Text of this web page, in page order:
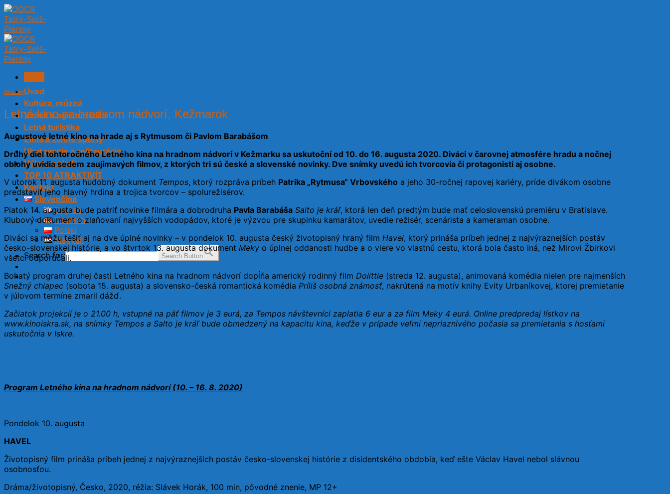
Skip
to
content
Úvod
Kultúra, múzeá
Vidiek a agroturistika
Letná turistika
Zima a zimné športy
Ubytovanie a reštaurácie
Výlety v okolí
TOP 10 ATRAKTIVÍT
Kontakt
Slovenčina
English
Deutsch
Polski
Magyar
Search for:
Search Button
Aktuality
Letné kino na hradnom nádvorí, Kežmarok
Augustové letné kino na hrade aj s Rytmusom či Pavlom Barabášom
Druhý diel tohtoročného Letného kina na hradnom nádvorí v Kežmarku sa uskutoční od 10. do 16. augusta 2020. Diváci v čarovnej atmosfére hradu a nočnej
oblohy uvidia sedem zaujímavých filmov, z ktorých tri sú české a slovenské novinky. Dve snímky uvedú ich tvorcovia či protagonisti aj osobne.
V utorok 11. augusta hudobný dokument Tempos, ktorý rozpráva príbeh Patrika „Rytmusa“ Vrbovského a jeho 30-ročnej rapovej kariéry, príde divákom osobne
predstaviť jeho hlavný hrdina a trojica tvorcov – spolurežisérov.
Piatok 14. augusta bude patriť novinke filmára a dobrodruha Pavla Barabáša Salto je kráľ, ktorá len deň predtým bude mať celoslovenskú premiéru v Bratislave.
Klubový dokument o zlaňovaní najvyšších vodopádov, ktoré je výzvou pre skupinku kamarátov, uvedie režisér, scenárista a kameraman osobne.
Diváci sa môžu tešiť aj na dve úplné novinky – v pondelok 10. augusta český životopisný hraný film Havel, ktorý prináša príbeh jednej z najvýraznejších postáv
česko-slovenskej histórie, a vo štvrtok 13. augusta dokument Meky o úplnej oddanosti hudbe a o viere vo vlastnú cestu, ktorá bola často iná, než Mirovi Žbirkovi
všetci odporúčali.
Bohatý program druhej časti Letného kina na hradnom nádvorí dopĺňa americký rodinný film Dolittle (streda 12. augusta), animovaná komédia nielen pre najmenších
Snežný chlapec (sobota 15. augusta) a slovensko-česká romantická komédia Príliš osobná známosť, nakrútená na motív knihy Evity Urbaníkovej, ktorej premietanie
v júlovom termíne zmaril dážď.
Začiatok projekcií je o 21.00 h, vstupné na päť filmov je 3 eurá, za Tempos návštevníci zaplatia 6 eur a za film Meky 4 eurá. Online predpredaj lístkov na
www.kinoiskra.sk, na snímky Tempos a Salto je kráľ bude obmedzený na kapacitu kina, keďže v prípade veľmi nepriaznivého počasia sa premietania s hosťami
uskutočnia v Iskre.
Program Letného kina na hradnom nádvorí (10. – 16. 8. 2020)
Pondelok 10. augusta
HAVEL
Životopisný film prináša príbeh jednej z najvýraznejších postáv česko-slovenskej histórie z disidentského obdobia, keď ešte Václav Havel nebol slávnou
osobnosťou.
Dráma/životopisný, Česko, 2020, réžia: Slávek Horák, 100 min, pôvodné znenie, MP 12+